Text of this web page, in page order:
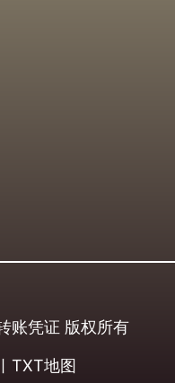
账凭证 版权所有
TXT地图